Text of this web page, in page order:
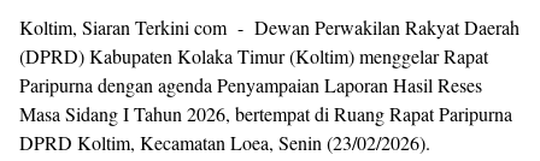
Koltim, Siaran Terkini com - Dewan Perwakilan Rakyat Daerah
(DPRD) Kabupaten Kolaka Timur (Koltim) menggelar Rapat
Paripurna dengan agenda Penyampaian Laporan Hasil Reses
Masa Sidang I Tahun 2026, bertempat di Ruang Rapat Paripurna
DPRD Koltim, Kecamatan Loea, Senin (23/02/2026).